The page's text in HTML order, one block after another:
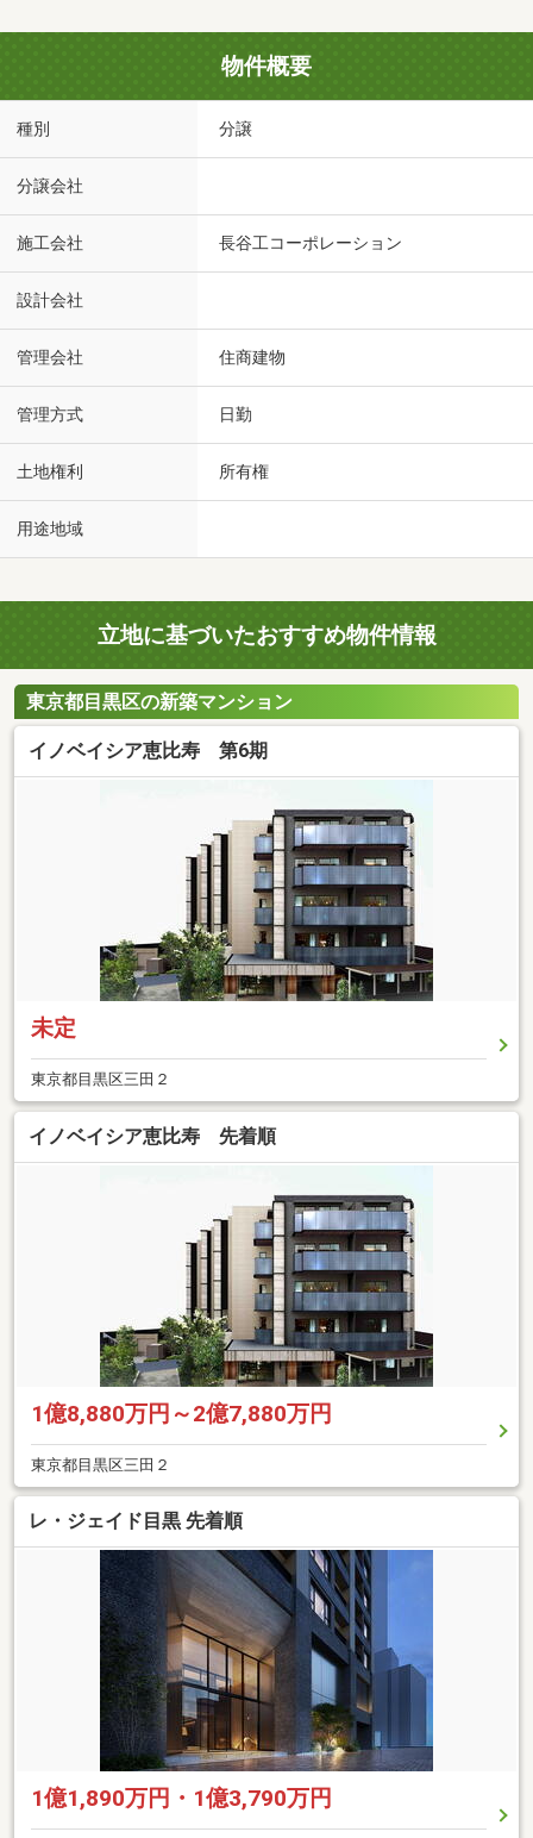
物件概要
種別 分譲
分譲会社
施工会社 長谷工コーポレーション
設計会社
管理会社 住商建物
管理方式 日勤
土地権利 所有権
用途地域
立地に基づいたおすすめ物件情報
東京都目黒区の新築マンション
イノベイシア恵比寿 第6期
未定
東京都目黒区三田２
イノベイシア恵比寿 先着順
1億8,880万円～2億7,880万円
東京都目黒区三田２
レ・ジェイド目黒 先着順
1億1,890万円・1億3,790万円